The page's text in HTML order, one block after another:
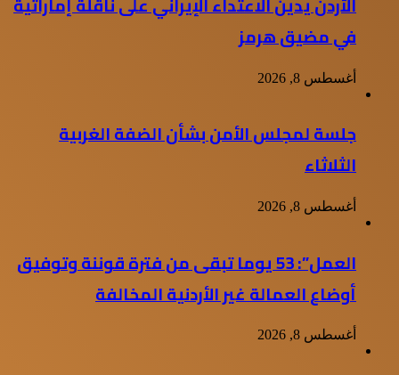
في مضيق هرمز
أغسطس 8, 2026
جلسة لمجلس الأمن بشأن الضفة الغربية
الثلاثاء
أغسطس 8, 2026
العمل”: 53 يوما تبقى من فترة قوننة وتوفيق
أوضاع العمالة غير الأردنية المخالفة
أغسطس 8, 2026